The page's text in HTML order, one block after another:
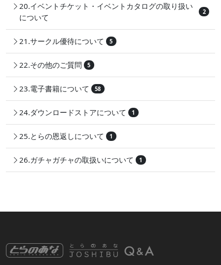
20.イベントチケット・イベントカタログの取り扱い
について
2
21.サークル優待について 5
22.その他のご質問 5
23.電子書籍について 58
24.ダウンロードストアについて 1
25.とらの恩返しについて 1
26.ガチャガチャの取扱いについて 1